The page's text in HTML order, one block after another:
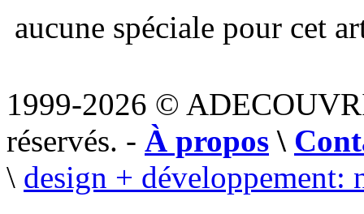
aucune spéciale pour cet
1999-2026 ©
réservés. - À propos \
\ design + développement: